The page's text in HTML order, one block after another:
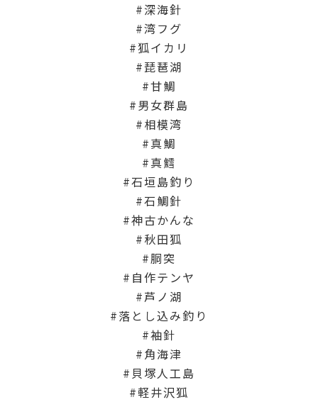
深海針
湾フグ
狐イカリ
琵琶湖
甘鯛
男女群島
相模湾
真鯛
真鱈
石垣島釣り
石鯛針
神古かんな
秋田狐
胴突
自作テンヤ
芦ノ湖
落とし込み釣り
袖針
角海津
貝塚人工島
軽井沢狐